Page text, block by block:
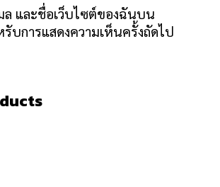
และชื่อเว็บไซต์ของฉันบน
รับการแสดงความเห็นครั้งถัดไป